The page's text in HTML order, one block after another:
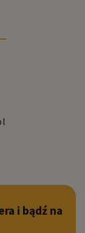
i bądź na